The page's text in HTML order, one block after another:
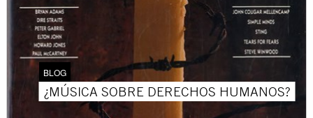
BLOG
¿MÚSICA SOBRE DERECHOS HUMANOS?